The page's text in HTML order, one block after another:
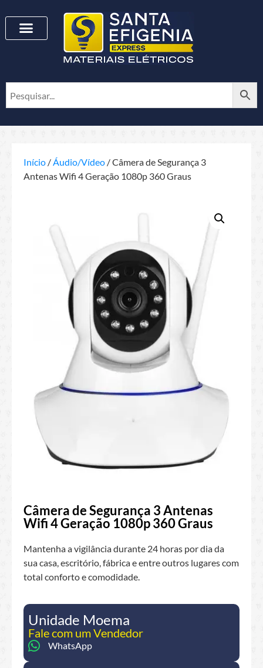
Início /Áudio/Vídeo / Câmera de Segurança 3
Antenas Wifi 4 Geração 1080p 360 Graus
Câmera de Segurança 3 Antenas
Wifi 4 Geração 1080p 360 Graus
Mantenha a vigilância durante 24 horas por dia da
sua casa, escritório, fábrica e entre outros lugares com
total conforto e comodidade.
Unidade Moema
Fale com um Vendedor
WhatsApp